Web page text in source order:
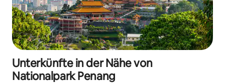
Unterkünfte in der Nähe von
Nationalpark Penang